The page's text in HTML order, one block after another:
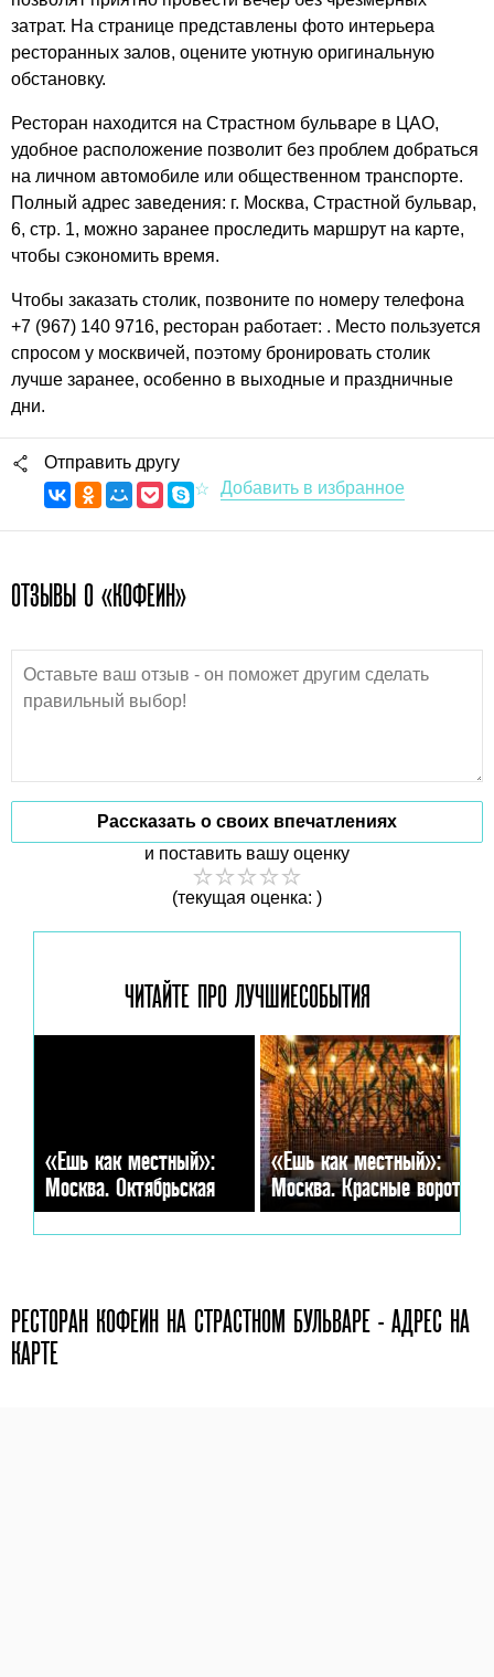
затрат. На странице представлены фото интерьера
ресторанных залов, оцените уютную оригинальную
обстановку.
Ресторан находится на Страстном бульваре в ЦАО,
удобное расположение позволит без проблем добраться
на личном автомобиле или общественном транспорте.
Полный адрес заведения: г. Москва, Страстной бульвар,
6, стр. 1, можно заранее проследить маршрут на карте,
чтобы сэкономить время.
Чтобы заказать столик, позвоните по номеру телефона
+7 (967) 140 9716, ресторан работает: . Место пользуется
спросом у москвичей, поэтому бронировать столик
лучше заранее, особенно в выходные и праздничные
дни.
Отправить другу
ОТЗЫВЫ О «КОФЕИН»
Рассказать о своих впечатлениях
и поставить вашу оценку
(текущая оценка: )
ЧИТАЙТЕ ПРО ЛУЧШИЕСОБЫТИЯ
«Ешь как местный»:
Москва. Октябрьская
«Ешь как местный»:
Москва. Красные ворота
РЕСТОРАН КОФЕИН НА СТРАСТНОМ БУЛЬВАРЕ - АДРЕС НА
КАРТЕ